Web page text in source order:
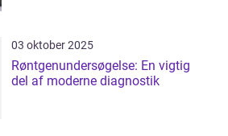
03 oktober 2025
Røntgenundersøgelse: En vigtig
del af moderne diagnostik